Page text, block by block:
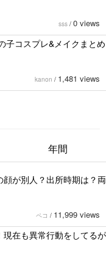
sss / 0 views
子コスプレ&メイクまとめ
kanon / 1,481 views
年間
が別人？出所時期は？両
ペコ / 11,999 views
在も異常行動をしてるが